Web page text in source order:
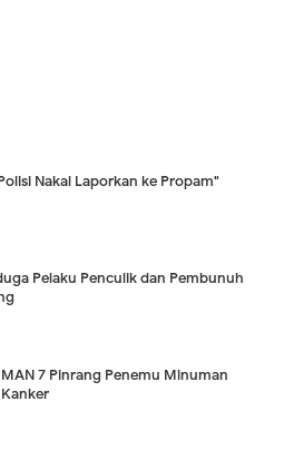
Nakal Laporkan ke Propam"
Pelaku Penculik dan Pembunuh
7 Pinrang Penemu Minuman